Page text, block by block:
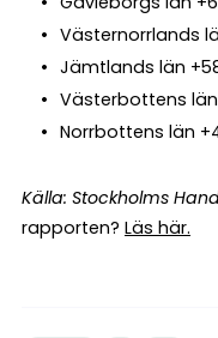
Västernorrlands
Jämtlands län
Västerbottens
Norrbottens län
Källa: Stockholms
rapporten? Läs här.